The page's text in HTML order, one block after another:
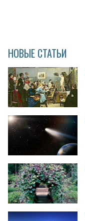
НОВЫЕ СТАТЬИ